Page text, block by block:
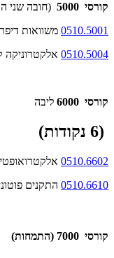
קורסי 5000
(חובה שני
0510.5001 משוואות
0510.5004 אלקטרוניקה
קורסי 6000 ליבה
(6 נקודות)
0510.6602
0510.6610 התקנים
קורסי 7000 (התמחות)